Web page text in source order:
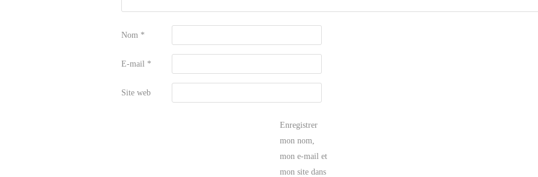
Nom *
E-mail *
Site web
Enregistrer
mon nom,
mon e-mail et
mon site dans